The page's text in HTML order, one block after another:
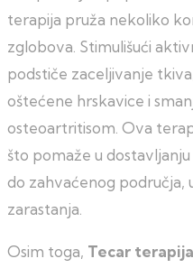
terapija pruža nekoliko
zglobova. Stimulišući
podstiče zaceljivanje
oštećene hrskavice i
osteoartritisom. Ova
što pomaže u
do zahvaćenog područja,
zarastanja.
Osim toga, Tecar terapija